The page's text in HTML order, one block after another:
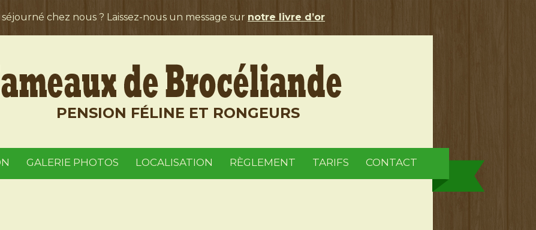
chez nous ? Laissez-nous un message sur notre livre d’or
PENSION FÉLINE ET RONGEURS
GALERIE PHOTOS LOCALISATION RÈGLEMENT TARIFS CONTACT